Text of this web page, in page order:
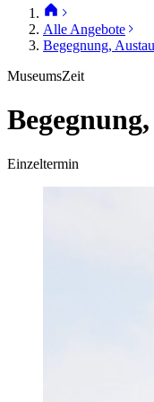
Alle Angebote
Begegnung,
MuseumsZeit
Einzeltermin